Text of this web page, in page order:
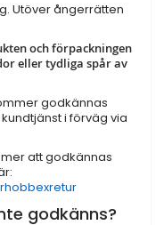
Utöver ångerrätten
och förpackningen
eller tydliga spår av
godkännas
i förväg via
att godkännas
godkänns?